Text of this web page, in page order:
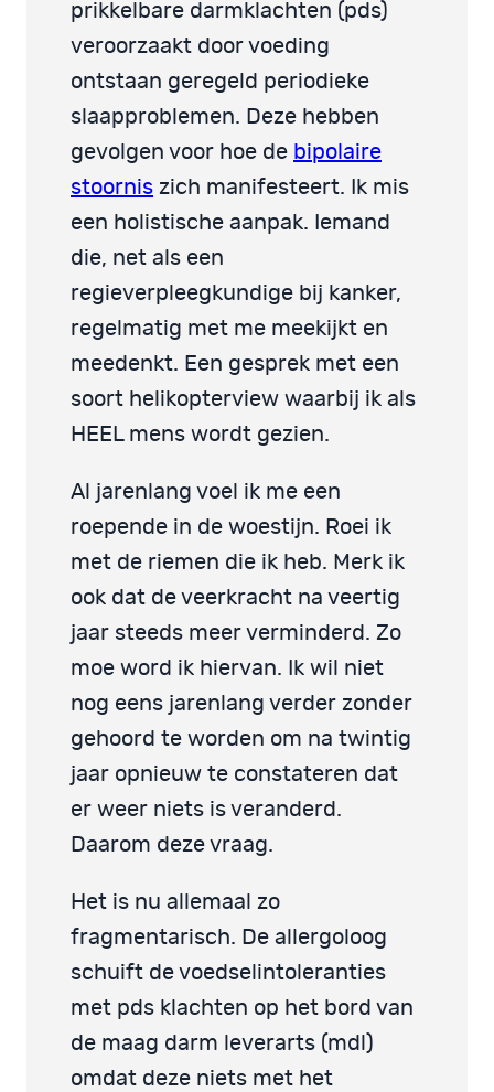
prikkelbare darmklachten (pds)
veroorzaakt door voeding
ontstaan geregeld periodieke
slaapproblemen. Deze hebben
gevolgen voor hoe de bipolaire
stoornis zich manifesteert. Ik mis
een holistische aanpak. Iemand
die, net als een
regieverpleegkundige bij kanker,
regelmatig met me meekijkt en
meedenkt. Een gesprek met een
soort helikopterview waarbij ik als
HEEL mens wordt gezien.
Al jarenlang voel ik me een
roepende in de woestijn. Roei ik
met de riemen die ik heb. Merk ik
ook dat de veerkracht na veertig
jaar steeds meer verminderd. Zo
moe word ik hiervan. Ik wil niet
nog eens jarenlang verder zonder
gehoord te worden om na twintig
jaar opnieuw te constateren dat
er weer niets is veranderd.
Daarom deze vraag.
Het is nu allemaal zo
fragmentarisch. De allergoloog
schuift de voedselintoleranties
met pds klachten op het bord van
de maag darm leverarts (mdl)
omdat deze niets met het